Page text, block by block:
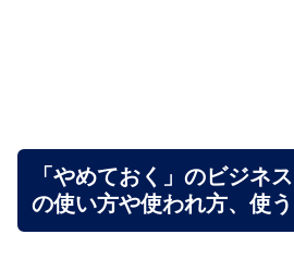
「やめておく」のビジネ
の使い方や使われ方、使